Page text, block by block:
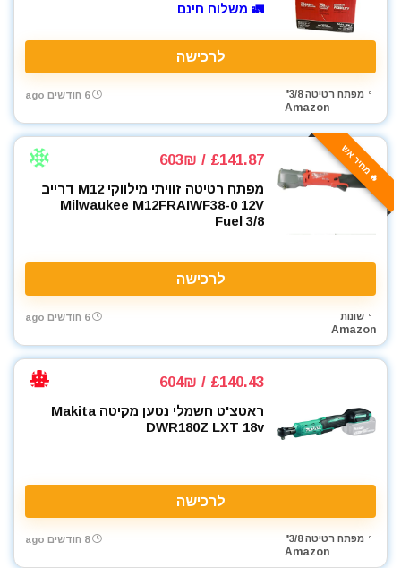
🚛 משלוח חינם
לרכישה
מפתח רטיטה 3/8"
Amazon
6 חודשים ago
🔥 מחיר אש £141.87 / 603₪
מפתח רטיטה זוויתי מילווקי M12 דרייב
Milwaukee M12FRAIWF38-0 12V
Fuel 3/8
לרכישה
שונות
Amazon
6 חודשים ago
£140.43 / 604₪
ראטצ'ט חשמלי נטען מקיטה Makita
DWR180Z LXT 18v
לרכישה
מפתח רטיטה 3/8"
Amazon
8 חודשים ago